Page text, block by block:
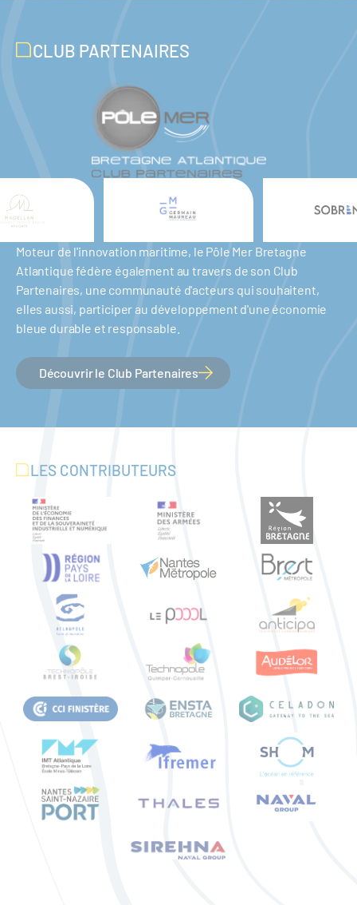
CLUB PARTENAIRES
Moteur de l'innovation maritime, le Pôle Mer Bretagne
Atlantique fédère également au travers de son Club
Partenaires, une communauté d'acteurs qui souhaitent,
elles aussi, participer au développement d'une économie
bleue durable et responsable.
Découvrir le Club Partenaires
LES CONTRIBUTEURS